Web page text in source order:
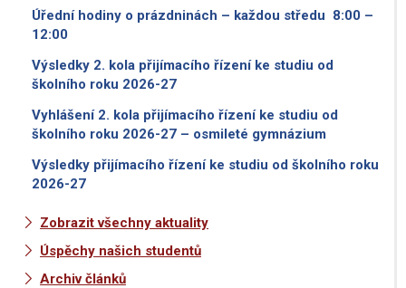
Úřední hodiny o prázdninách – každou středu 8:00 –
12:00
Výsledky 2. kola přijímacího řízení ke studiu od
školního roku 2026-27
Vyhlášení 2. kola přijímacího řízení ke studiu od
školního roku 2026-27 – osmileté gymnázium
Výsledky přijímacího řízení ke studiu od školního roku
2026-27
Zobrazit všechny aktuality
Úspěchy našich studentů
Archiv článků